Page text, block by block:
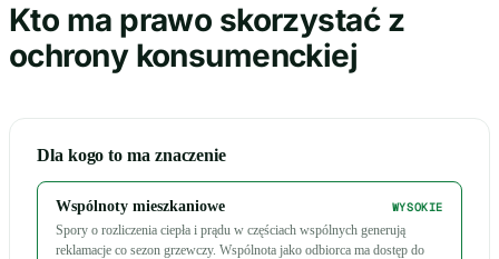
Kto ma prawo skorzystać z
ochrony konsumenckiej
Dla kogo to ma znaczenie
Wspólnoty mieszkaniowe WYSOKIE
Spory o rozliczenia ciepła i prądu w częściach wspólnych generują
reklamacje co sezon grzewczy. Wspólnota jako odbiorca ma dostęp do